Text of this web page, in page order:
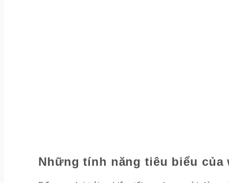
Những tính năng tiêu biểu của